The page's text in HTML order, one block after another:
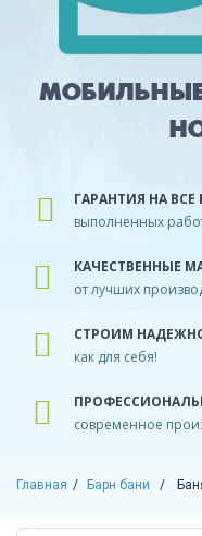
ГАРАНТИЯ НА
выполненных
КАЧЕСТВЕННЫЕ
от лучших
СТРОИМ
как для себя!
современное
Главная Барн бани